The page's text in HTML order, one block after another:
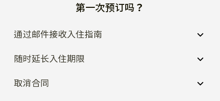
第一次预订吗？
通过邮件接收入住指南
随时延长入住期限
取消合同